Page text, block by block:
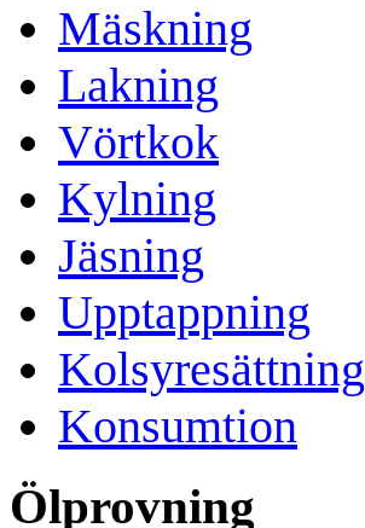
Mäskning
Lakning
Vörtkok
Kylning
Jäsning
Upptappning
Kolsyresättning
Konsumtion
Ölprovning